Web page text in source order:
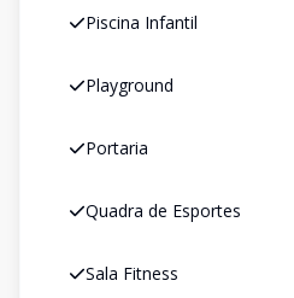
Piscina Infantil
Playground
Portaria
Quadra de Esportes
Sala Fitness